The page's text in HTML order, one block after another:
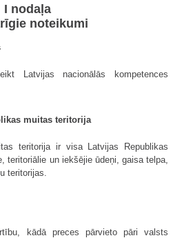
I nodaļa
noteikumi
Latvijas nacionālās kompetences
muitas teritorija
teritorija ir visa Latvijas Republikas
teritoriālie un iekšējie ūdeņi, gaisa telpa,
teritorijas.
kādā preces pārvieto pāri valsts